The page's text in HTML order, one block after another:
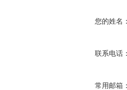
您的姓名
联系电话
常用邮箱